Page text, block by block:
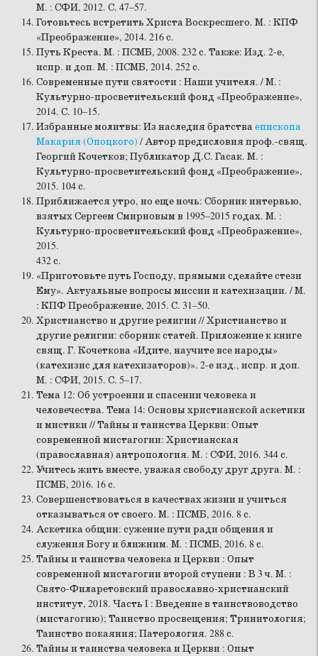
М. : СФИ, 2012. С. 47–57.
Готовьтесь встретить Христа Воскресшего. М. : КПФ
«Преображение», 2014. 216 с.
Путь Креста. М. : ПСМБ, 2008. 232 с. Также: Изд. 2-е,
испр. и доп. М. : ПСМБ, 2014. 252 с.
Современные пути святости : Наши учителя. / М. :
Культурно-просветительский фонд «Преображение»,
2014. С. 10–15.
Избранные молитвы: Из наследия братстваепископа
Макария (Опоцкого) / Автор предисловия проф.-свящ.
Георгий Кочетков; Публикатор Д.С. Гасак. М. :
Культурно-просветительский фонд «Преображение»,
2015. 104 с.
Приближается утро, но еще ночь: Сборник интервью,
взятых Сергеем Смирновым в 1995–2015 годах. М. :
Культурно-просветительский фонд «Преображение»,
2015.
432 с.
«Приготовьте путь Господу, прямыми сделайте стези
Ему». Актуальные вопросы миссии и катехизации. / М.
: КПФ Преображение, 2015. С. 31–50.
Христианство и другие религии // Христианство и
другие религии: сборник статей. Приложение к книге
свящ. Г. Кочеткова «Идите, научите все народы»
(катехизис для катехизаторов)». 2-е изд., испр. и доп.
М. : СФИ, 2015. С. 5–17.
Тема 12: Об устроении и спасении человека и
человечества. Тема 14: Основы христианской аскетики
и мистики // Тайны и таинства Церкви: Опыт
современной мистагогии: Христианская
(православная) антропология. М. : СФИ, 2016. 344 с.
Учитесь жить вместе, уважая свободу друг друга. М. :
ПСМБ, 2016. 16 с.
Совершенствоваться в качествах жизни и учиться
отказываться от своего. М. : ПСМБ, 2016. 8 с.
Аскетика общин: сужение пути ради общения и
служения Богу и ближним. М. : ПСМБ, 2016. 8 с.
Тайны и таинства человека и Церкви : Опыт
современной мистагогии второй ступени : В 3 ч. М. :
Свято-Филаретовский православно-христианский
институт, 2018. Часть I : Введение в таинствоводство
(мистагогию); Таинство просвещения; Тринитология;
Таинство покаяния; Патерология. 288 с.
Тайны и таинства человека и Церкви : Опыт